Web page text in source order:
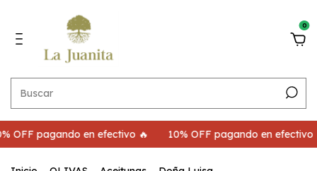
0
pagando en efectivo 🔥 10% OFF pagando en efectivo 🔥